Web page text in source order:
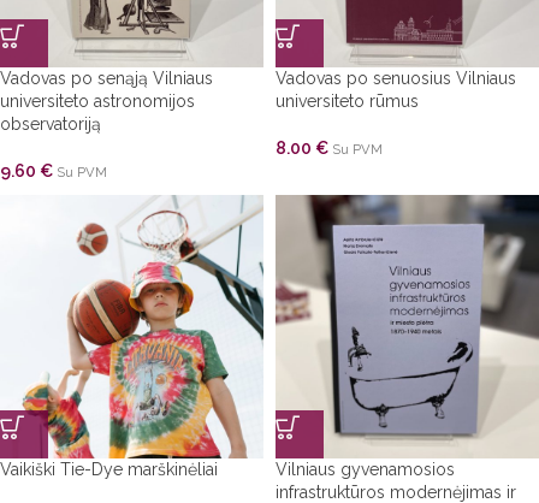
Vadovas po senąją Vilniaus
universiteto astronomijos
observatoriją
9.60 € Su PVM
Vadovas po senuosius Vilniaus
universiteto rūmus
8.00 € Su PVM
Vaikiški Tie-Dye marškinėliai
Vilniaus gyvenamosios
infrastruktūros modernėjimas ir